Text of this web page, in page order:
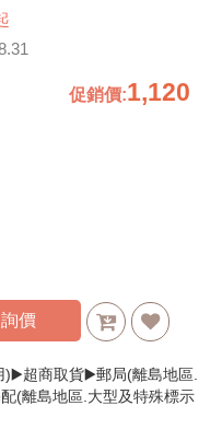
促銷價:1,120
價
)▶️超商取貨▶️郵局(離島地區.
(離島地區.大型及特殊標示